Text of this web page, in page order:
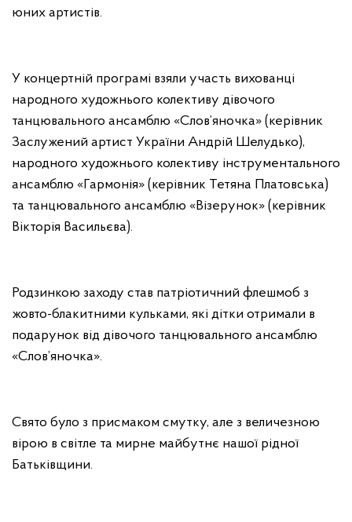
юних артистів.
У концертній програмі взяли участь вихованці
народного художнього колективу дівочого
танцювального ансамблю «Слов’яночка» (керівник
Заслужений артист України Андрій Шелудько),
народного художнього колективу інструментального
ансамблю «Гармонія» (керівник Тетяна Платовська)
та танцювального ансамблю «Візерунок» (керівник
Вікторія Васильєва).
Родзинкою заходу став патріотичний флешмоб з
жовто-блакитними кульками, які дітки отримали в
подарунок від дівочого танцювального ансамблю
«Слов’яночка».
Свято було з присмаком смутку, але з величезною
вірою в світле та мирне майбутнє нашої рідної
Батьківщини.